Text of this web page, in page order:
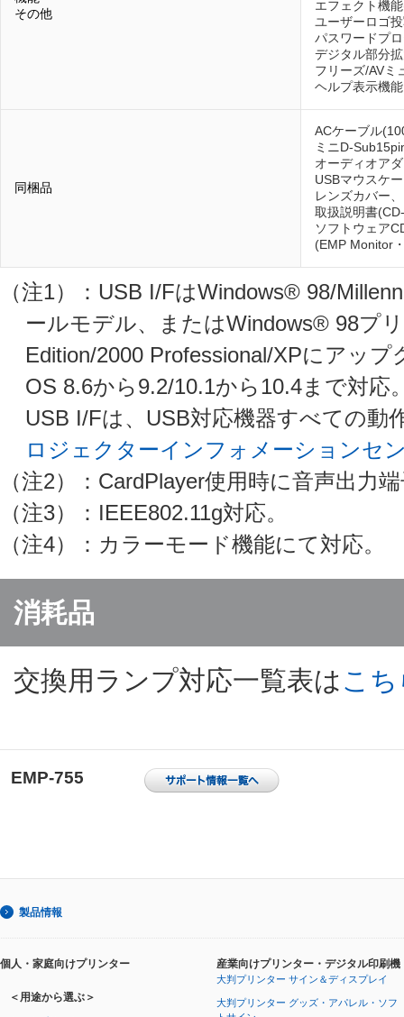
その他
エフェクト機
ユーザーロゴ
パスワードプ
デジタル部分
フリーズ/AVミ
ヘルプ表示機能
同梱品
ACケーブル
ミニD-
オーディオア
USBマウスケ
レンズカバー
取扱説明書
ソフトウェア
(EMP Monitor
（注1）：USB I/FはWindows® 98/
ールモデル、またはWindows® 98プ
Edition/2000 Professional/XPにアッ
OS 8.6から9.2/10.1から10.4まで対
USB I/Fは、USB対応機器すべての
ロジェクターインフォメーションセ
（注2）：CardPlayer使用時に音声出力
（注3）：IEEE802.11g対応。
（注4）：カラーモード機能にて対応。
消耗品
交換用ランプ対応一覧表は こ
EMP-755
製品情報
個人・家庭向けプリンター
＜用途から選ぶ＞
産業向けプリンター・デジタル印刷機
大判プリンター サイン＆ディスプレイ
大判プリンター グッズ・アパレル・ソフ